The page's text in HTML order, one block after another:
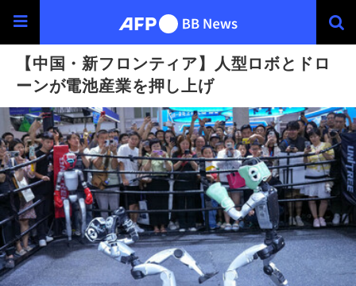
【中国・新フロンティア】人型ロボとドロ
ーンが電池産業を押し上げ